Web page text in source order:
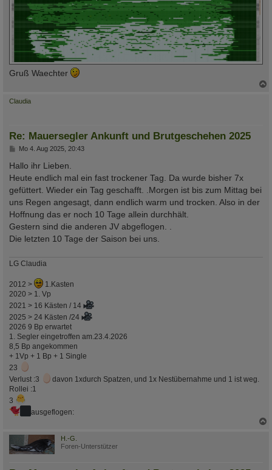
Gruß Waechter
Claudia
Re: Mauersegler Ankunft und Brutgeschehen 2025
B
i
r
a
g
Mo 4. Aug 2025, 20:43
Hallo ihr Lieben.
Heute endlich mal ein fast trockener Tag. Da wurde bisher 7x
gefüttert. Wieder ein Tag geschafft. .Morgen ist bis zum Mittag bei
uns Regen angesagt, dann endlich warm und trocken. Also in der
Hoffnung das er noch 10 Tage allein durchhält.
Gestern sind die anderen JV abgeflogen. .
Die letzten 10 Tage der Saison bei uns.
LG Claudia
2012 >
1.Kasten
2020 > 1. Vp
2021 > 16 Kästen / 14
2025 > 24 Kästen /24
2026 9 Bp erwartet
1. Segler eingetroffen am.23.4.2026
8,5 Bp angekommen
+ 1Vp + 1 Bp + 1 Single
23
Verlust :3
davon 1xdurch Spatzen, und 1x Nestübernahme und 1 ist weg.
Rollei :1
3
ausgeflogen:
H.-G.
Foren-Unterstützer